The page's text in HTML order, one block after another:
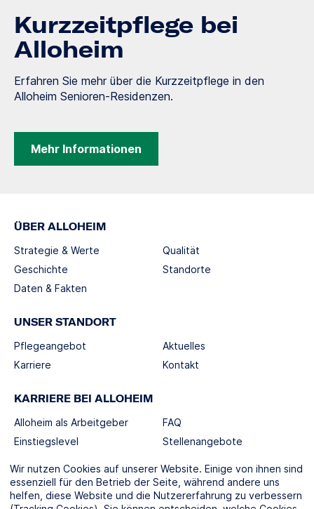
Kurzzeitpflege bei
Alloheim
Erfahren Sie mehr über die Kurzzeitpflege in den
Alloheim Senioren-Residenzen.
Mehr Informationen
ÜBER ALLOHEIM
Strategie & Werte
Geschichte
Daten & Fakten
Qualität
Standorte
UNSER STANDORT
Pflegeangebot
Karriere
Aktuelles
Kontakt
KARRIERE BEI ALLOHEIM
Alloheim als Arbeitgeber
Einstiegslevel
FAQ
Stellenangebote
SOCIAL MEDIA
Wir nutzen Cookies auf unserer Website. Einige von ihnen sind
essenziell für den Betrieb der Seite, während andere uns
helfen, diese Website und die Nutzererfahrung zu verbessern